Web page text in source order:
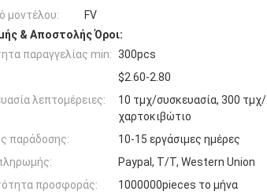
μοντέλου:
FV
& Αποστολής Όροι:
παραγγελίας min: 300pcs
$2.60-2.80
λεπτομέρειες:
10 τμχ/συσκευασία, 300 τμχ/
χαρτοκιβώτιο
παράδοσης:
10-15 εργάσιμες ημέρες
Paypal, T/T, Western Union
προσφοράς:
1000000pieces το μήνα